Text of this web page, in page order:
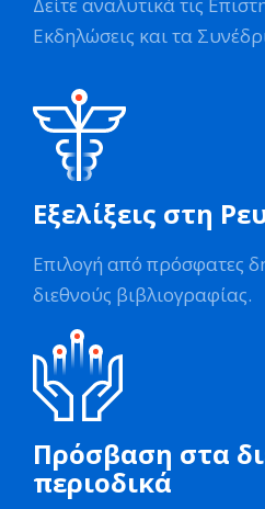
Δείτε αναλυτικά τις
Εκδηλώσεις και τα
Εξελίξεις στη
Επιλογή από πρόσφατες
διεθνούς βιβλιογραφίας.
Πρόσβαση στα
περιοδικά